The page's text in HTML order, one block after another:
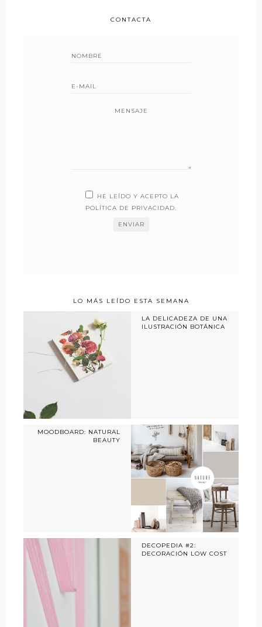
CONTACTA
MENSAJE
HE LEÍDO Y ACEPTO LA
POLÍTICA DE PRIVACIDAD.
LO MÁS LEÍDO ESTA SEMANA
LA DELICADEZA DE UNA
ILUSTRACIÓN BOTÁNICA
MOODBOARD: NATURAL
BEAUTY
DECOPEDIA #2:
DECORACIÓN LOW COST